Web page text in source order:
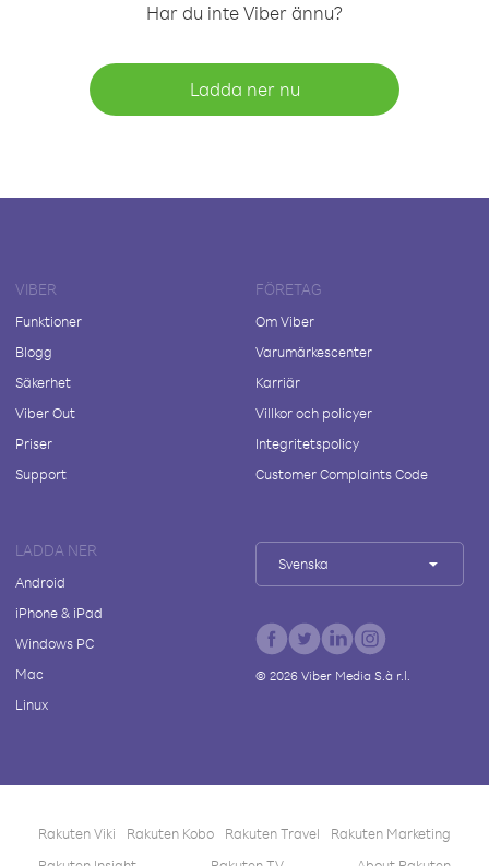
Har du inte Viber ännu?
Ladda ner nu
VIBER
Funktioner
Blogg
Säkerhet
Viber Out
Priser
Support
FÖRETAG
Om Viber
Varumärkescenter
Karriär
Villkor och policyer
Integritetspolicy
Customer Complaints Code
LADDA NER
Android
iPhone & iPad
Windows PC
Mac
Linux
Svenska
© 2026Viber Media S.à r.l.
Rakuten Viki Rakuten Kobo Rakuten Travel
Rakuten Marketing